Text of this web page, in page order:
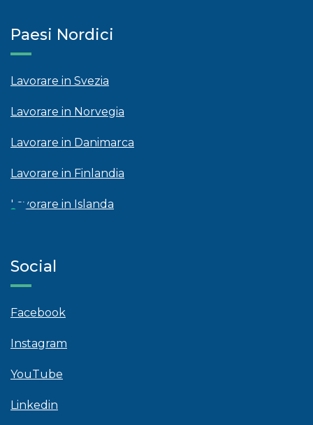
Paesi Nordici
Lavorare in Svezia
Lavorare in Norvegia
Lavorare in Danimarca
Lavorare in Finlandia
Lavorare in Islanda
Social
Facebook
Instagram
YouTube
Linkedin